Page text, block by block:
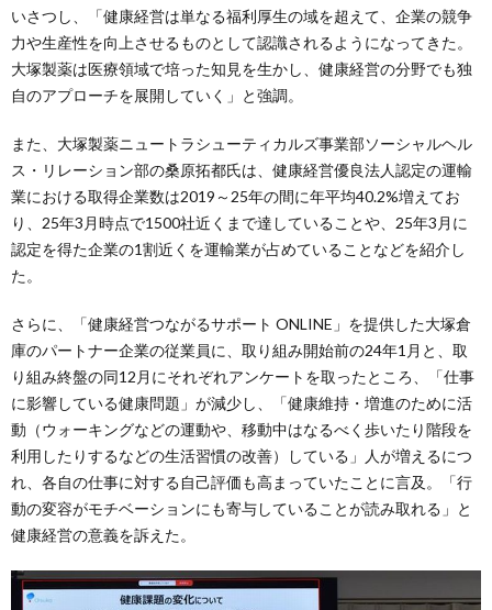
いさつし、「健康経営は単なる福利厚生の域を超えて、企業の競争
力や生産性を向上させるものとして認識されるようになってきた。
大塚製薬は医療領域で培った知見を生かし、健康経営の分野でも独
自のアプローチを展開していく」と強調。
また、大塚製薬ニュートラシューティカルズ事業部ソーシャルヘル
ス・リレーション部の桑原拓都氏は、健康経営優良法人認定の運輸
業における取得企業数は2019～25年の間に年平均40.2%増えてお
り、25年3月時点で1500社近くまで達していることや、25年3月に
認定を得た企業の1割近くを運輸業が占めていることなどを紹介し
た。
さらに、「健康経営つながるサポート ONLINE」を提供した大塚倉
庫のパートナー企業の従業員に、取り組み開始前の24年1月と、取
り組み終盤の同12月にそれぞれアンケートを取ったところ、「仕事
に影響している健康問題」が減少し、「健康維持・増進のために活
動（ウォーキングなどの運動や、移動中はなるべく歩いたり階段を
利用したりするなどの生活習慣の改善）している」人が増えるにつ
れ、各自の仕事に対する自己評価も高まっていたことに言及。「行
動の変容がモチベーションにも寄与していることが読み取れる」と
健康経営の意義を訴えた。